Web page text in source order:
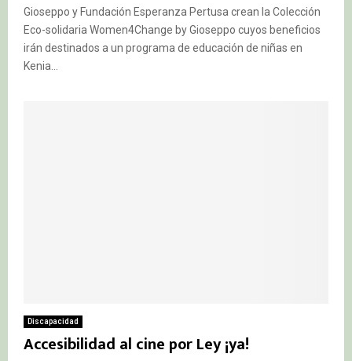
Gioseppo y Fundación Esperanza Pertusa crean la Colección
Eco-solidaria Women4Change by Gioseppo cuyos beneficios
irán destinados a un programa de educación de niñas en
Kenia...
Discapacidad
Accesibilidad al cine por Ley ¡ya!